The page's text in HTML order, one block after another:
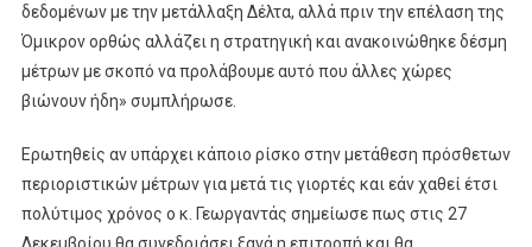
δεδομένων με την μετάλλαξη Δέλτα, αλλά πριν την επέλαση της
Όμικρον ορθώς αλλάζει η στρατηγική και ανακοινώθηκε δέσμη
μέτρων με σκοπό να προλάβουμε αυτό που άλλες χώρες
βιώνουν ήδη» συμπλήρωσε.
Ερωτηθείς αν υπάρχει κάποιο ρίσκο στην μετάθεση πρόσθετων
περιοριστικών μέτρων για μετά τις γιορτές και εάν χαθεί έτσι
πολύτιμος χρόνος ο κ. Γεωργαντάς σημείωσε πως στις 27